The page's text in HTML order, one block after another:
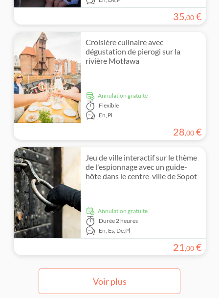
35,00 €
Croisière culinaire avec
dégustation de pierogi sur la
rivière Motława
Annulation gratuite
Flexible
En,Pl
28,00 €
Jeu de ville interactif sur le thème
de l'espionnage avec un guide-
hôte dans le centre-ville de Sopot
Annulation gratuite
Durée2 heures
En, Es, De,Pl
21 ,00 €
Voir plus